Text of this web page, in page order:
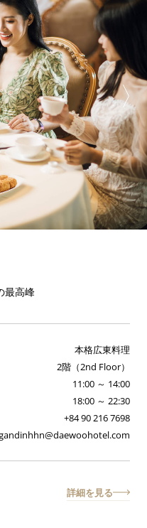
最高峰
本格広東料理
2階（2nd Floor）
11:00 ～ 14:00
18:00 ～ 22:30
+84 90 216 7698
詳細を見る